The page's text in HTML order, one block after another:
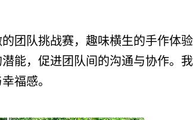
团队挑战赛，趣味横生的手作体
能，促进团队间的沟通与协作。我
福感。